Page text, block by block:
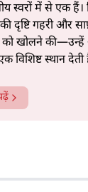
स्वरों में से एक हैं।
दृष्टि गहरी और
को खोलने
विशिष्ट स्थान देती